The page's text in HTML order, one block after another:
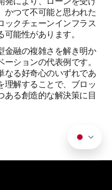
かつて不可能と思われた
クチェーンインフラス
能性があります。
金融の複雑さを解き明か
ションの代表例です。
なる好奇心のいずれであ
理解することで、ブロッ
ある創造的な解決策に目